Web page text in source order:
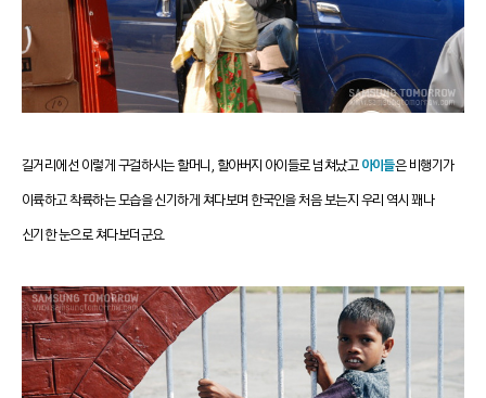
길거리에선 이렇게 구걸하시는 할머니, 할아버지 아이들로 넘쳐났고아이들은 비행기가
이륙하고 착륙하는 모습을 신기하게 쳐다보며 한국인을 처음 보는지 우리 역시 꽤나
신기한 눈으로 쳐다보더군요.